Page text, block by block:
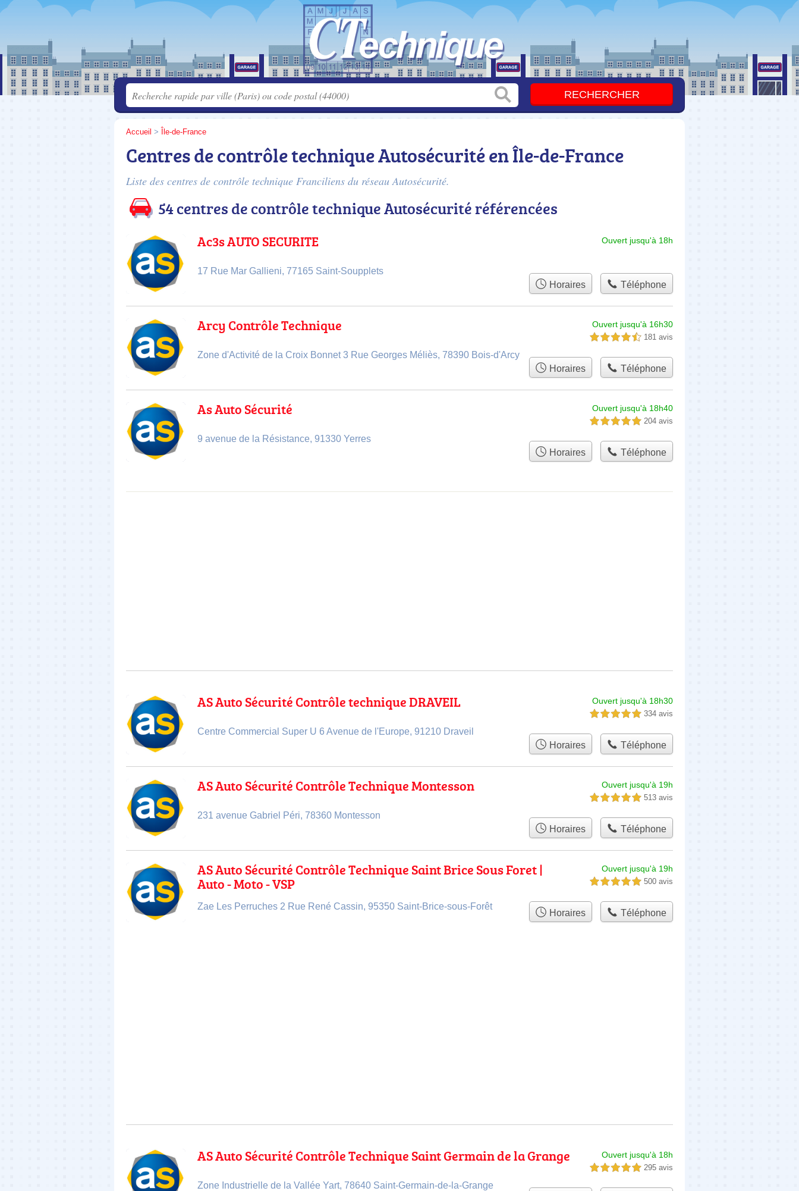
Accueil > Île-de-France
Centres de contrôle technique Autosécurité en Île-de-France
Liste des centres de contrôle technique Franciliens du réseau Autosécurité.
54 centres de contrôle technique Autosécurité référencées
Ac3s AUTO SECURITE
17 Rue Mar Gallieni, 77165 Saint-Soupplets
Ouvert jusqu'à 18h
Horaires Téléphone
Arcy Contrôle Technique
Zone d'Activité de la Croix Bonnet 3 Rue Georges Méliès, 78390 Bois-d'Arcy
Ouvert jusqu'à 16h30
4,5 étoiles sur 5 181 avis
Horaires Téléphone
As Auto Sécurité
9 avenue de la Résistance, 91330 Yerres
Ouvert jusqu'à 18h40
5,0 étoiles sur 5 204 avis
Horaires Téléphone
AS Auto Sécurité Contrôle technique DRAVEIL
Centre Commercial Super U 6 Avenue de l'Europe, 91210 Draveil
Ouvert jusqu'à 18h30
5,0 étoiles sur 5 334 avis
Horaires Téléphone
AS Auto Sécurité Contrôle Technique Montesson
231 avenue Gabriel Péri, 78360 Montesson
Ouvert jusqu'à 19h
5,0 étoiles sur 5 513 avis
Horaires Téléphone
AS Auto Sécurité Contrôle Technique Saint Brice Sous Foret |
Auto - Moto - VSP
Zae Les Perruches 2 Rue René Cassin, 95350 Saint-Brice-sous-Forêt
Ouvert jusqu'à 19h
5,0 étoiles sur 5 500 avis
Horaires Téléphone
AS Auto Sécurité Contrôle Technique Saint Germain de la Grange
Zone Industrielle de la Vallée Yart, 78640 Saint-Germain-de-la-Grange
Ouvert jusqu'à 18h
5,0 étoiles sur 5 295 avis